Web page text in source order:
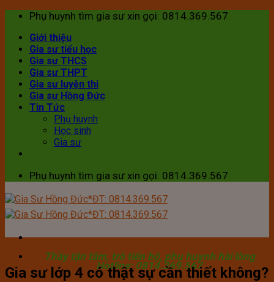
Skip
content
Phụ huynh tìm gia sư xin gọi: 0814.369.567
Giới thiệu
Gia sư tiểu học
Gia sư THCS
Gia sư THPT
Gia sư luyện thi
Gia sư Hồng Đức
Tin Tức
Phụ huynh
Học sinh
Gia sư
Phụ huynh tìm gia sư xin gọi: 0814.369.567
Thầy tận tâm, trò tiến bộ, phụ huynh hài lòng
Hotline: 0814.369.567
Gia sư lớp 4 có thật sự cần thiết không?